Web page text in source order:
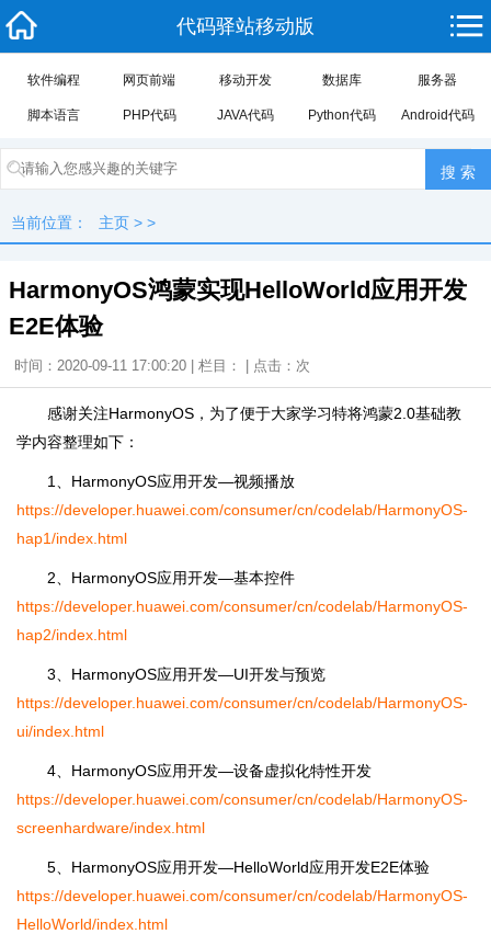
代码驿站移动版
软件编程 网页前端 移动开发 数据库 服务器
脚本语言 PHP代码 JAVA代码 Python代码 Android代码
当前位置： 主页 > >
HarmonyOS鸿蒙实现HelloWorld应用开发
E2E体验
时间：2020-09-11 17:00:20 | 栏目： | 点击： 次
感谢关注HarmonyOS，为了便于大家学习特将鸿蒙2.0基础教
学内容整理如下：
1、HarmonyOS应用开发―视频播放
https://developer.huawei.com/consumer/cn/codelab/HarmonyOS-
hap1/index.html
2、HarmonyOS应用开发―基本控件
https://developer.huawei.com/consumer/cn/codelab/HarmonyOS-
hap2/index.html
3、HarmonyOS应用开发―UI开发与预览
https://developer.huawei.com/consumer/cn/codelab/HarmonyOS-
ui/index.html
4、HarmonyOS应用开发―设备虚拟化特性开发
https://developer.huawei.com/consumer/cn/codelab/HarmonyOS-
screenhardware/index.html
5、HarmonyOS应用开发―HelloWorld应用开发E2E体验
https://developer.huawei.com/consumer/cn/codelab/HarmonyOS-
HelloWorld/index.html